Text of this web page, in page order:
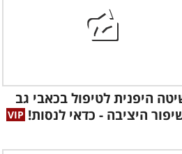
היפנית לטיפול בכאבי גב
היציבה - כדאי לנסות!